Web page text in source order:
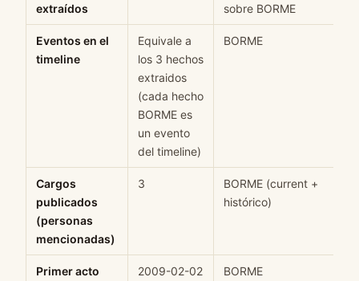
extraídos
sobre BORME
Eventos en el
timeline
Equivale a
los 3 hechos
extraidos
(cada hecho
BORME es
un evento
del timeline)
BORME
Cargos
publicados
(personas
mencionadas)
3
BORME (current +
histórico)
Primer acto
2009-02-02 BORME